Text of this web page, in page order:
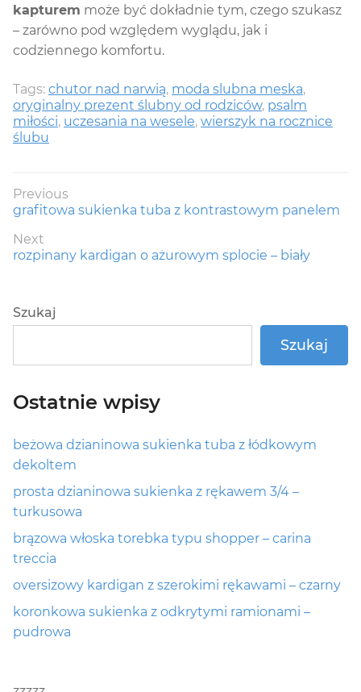
kapturem może być dokładnie tym, czego szukasz
– zarówno pod względem wyglądu, jak i
codziennego komfortu.
Tags: chutor nad narwią, moda slubna meska,
oryginalny prezent ślubny od rodziców, psalm
miłości, uczesania na wesele, wierszyk na rocznice
ślubu
Nawigacja
wpisu
Previous
Previous
grafitowa sukienka tuba z kontrastowym panelem
Next
Next
rozpinany kardigan o ażurowym splocie – biały
Szukaj
Szukaj
Ostatnie wpisy
beżowa dzianinowa sukienka tuba z łódkowym
dekoltem
prosta dzianinowa sukienka z rękawem 3/4 –
turkusowa
brązowa włoska torebka typu shopper – carina
treccia
oversizowy kardigan z szerokimi rękawami – czarny
koronkowa sukienka z odkrytymi ramionami –
pudrowa